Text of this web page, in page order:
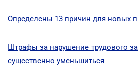
Определены 13 причин для новых
Штрафы за нарушение трудового
существенно уменьшиться